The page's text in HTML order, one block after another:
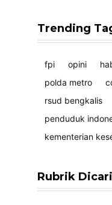
Trending
fpi opini
polda metro
rsud bengkalis
penduduk
kementerian
Rubrik Dicari